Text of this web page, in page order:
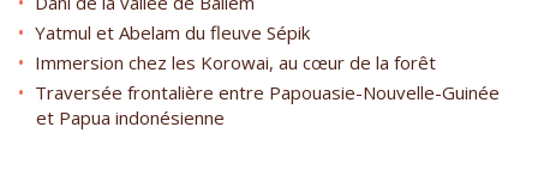
Yatmul et Abelam du fleuve Sépik
Immersion chez les Korowai, au cœur de la forêt
Traversée frontalière entre Papouasie-Nouvelle-Guinée
et Papua indonésienne